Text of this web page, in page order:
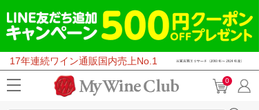
17年連続ワイン通販国内売上No.1
0